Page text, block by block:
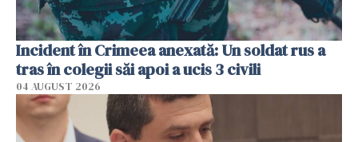
Incident în Crimeea anexată: Un soldat rus a
tras în colegii săi apoi a ucis 3 civili
04 AUGUST 2026